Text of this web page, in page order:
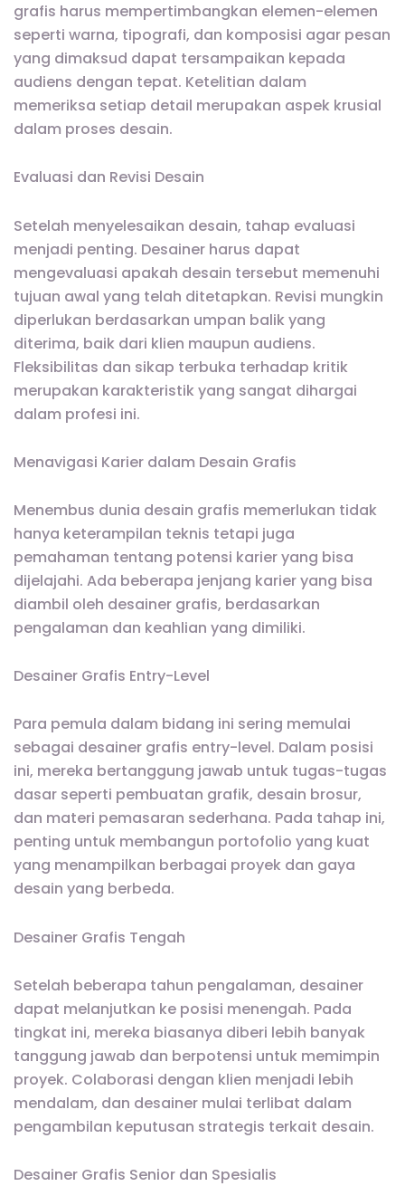
grafis harus mempertimbangkan elemen-elemen
seperti warna, tipografi, dan komposisi agar pesan
yang dimaksud dapat tersampaikan kepada
audiens dengan tepat. Ketelitian dalam
memeriksa setiap detail merupakan aspek krusial
dalam proses desain.
Evaluasi dan Revisi Desain
Setelah menyelesaikan desain, tahap evaluasi
menjadi penting. Desainer harus dapat
mengevaluasi apakah desain tersebut memenuhi
tujuan awal yang telah ditetapkan. Revisi mungkin
diperlukan berdasarkan umpan balik yang
diterima, baik dari klien maupun audiens.
Fleksibilitas dan sikap terbuka terhadap kritik
merupakan karakteristik yang sangat dihargai
dalam profesi ini.
Menavigasi Karier dalam Desain Grafis
Menembus dunia desain grafis memerlukan tidak
hanya keterampilan teknis tetapi juga
pemahaman tentang potensi karier yang bisa
dijelajahi. Ada beberapa jenjang karier yang bisa
diambil oleh desainer grafis, berdasarkan
pengalaman dan keahlian yang dimiliki.
Desainer Grafis Entry-Level
Para pemula dalam bidang ini sering memulai
sebagai desainer grafis entry-level. Dalam posisi
ini, mereka bertanggung jawab untuk tugas-tugas
dasar seperti pembuatan grafik, desain brosur,
dan materi pemasaran sederhana. Pada tahap ini,
penting untuk membangun portofolio yang kuat
yang menampilkan berbagai proyek dan gaya
desain yang berbeda.
Desainer Grafis Tengah
Setelah beberapa tahun pengalaman, desainer
dapat melanjutkan ke posisi menengah. Pada
tingkat ini, mereka biasanya diberi lebih banyak
tanggung jawab dan berpotensi untuk memimpin
proyek. Colaborasi dengan klien menjadi lebih
mendalam, dan desainer mulai terlibat dalam
pengambilan keputusan strategis terkait desain.
Desainer Grafis Senior dan Spesialis